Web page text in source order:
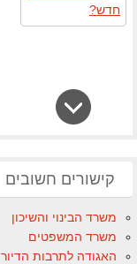
קישורים חשובים
משרד הבינוי והשיכון
משרד המשפטים
האגודה לתרבות הדיור